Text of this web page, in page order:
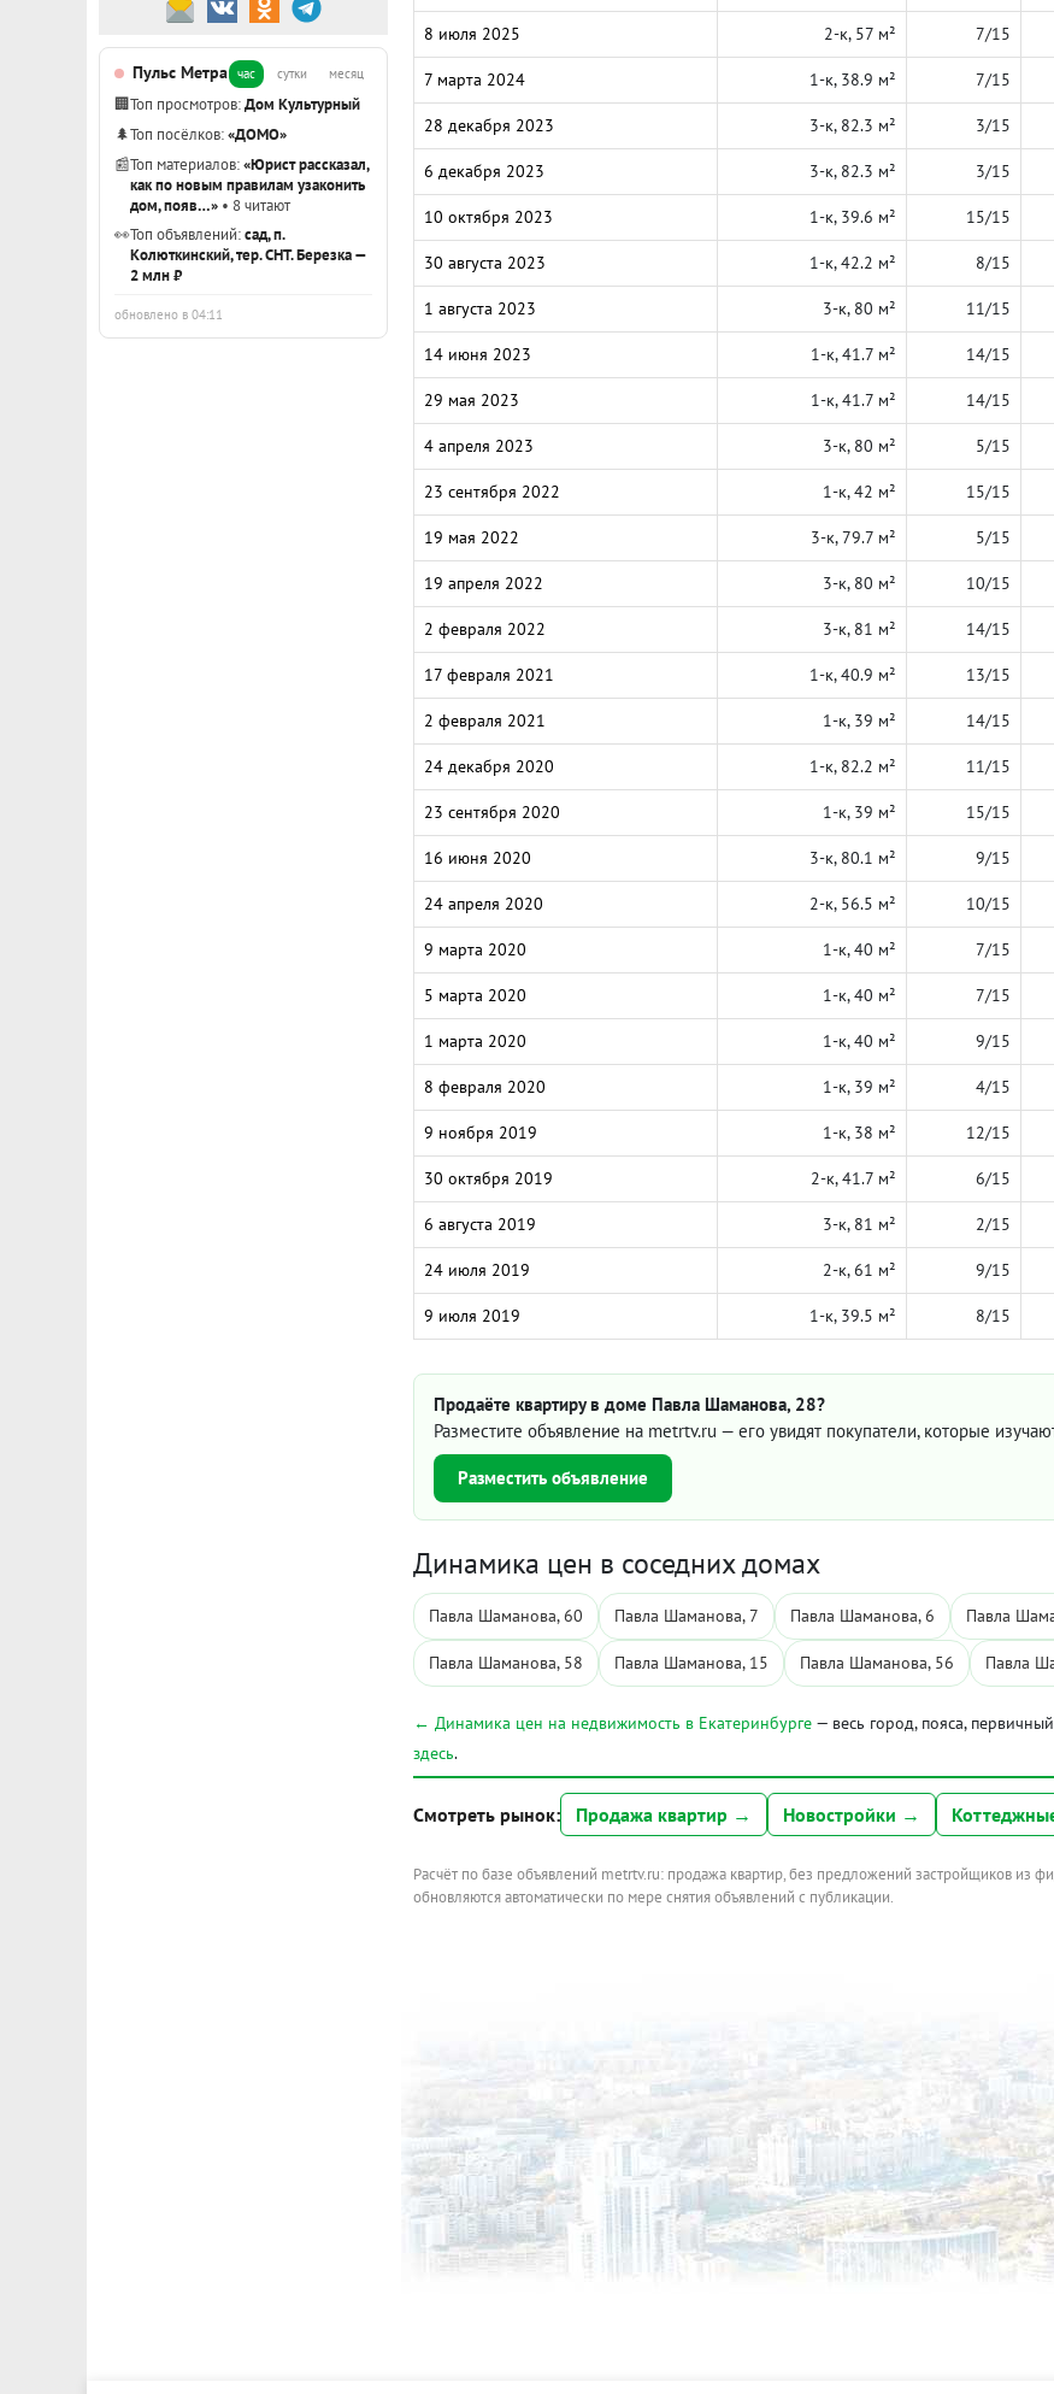
Пульс Метра час сутки месяц
🏢Топ просмотров:Дом Культурный
🌲Топ посёлков:«ДОМО»
📰Топ материалов:«Юрист рассказал,
как по новым правилам узаконить
дом, появ…» • 8 читают
👀Топ объявлений:сад, п.
Колюткинский, тер. СНТ. Березка —
2 млн ₽
обновлено в 04:11
8 июля 2025 2-к, 57 м² 7/15
7 марта 2024 1-к, 38.9 м² 7/15
28 декабря 2023 3-к, 82.3 м² 3/15
6 декабря 2023 3-к, 82.3 м² 3/15
10 октября 2023 1-к, 39.6 м² 15/15
30 августа 2023 1-к, 42.2 м² 8/15
1 августа 2023 3-к, 80 м² 11/15
14 июня 2023 1-к, 41.7 м² 14/15
29 мая 2023 1-к, 41.7 м² 14/15
4 апреля 2023 3-к, 80 м² 5/15
23 сентября 2022 1-к, 42 м² 15/15
19 мая 2022 3-к, 79.7 м² 5/15
19 апреля 2022 3-к, 80 м² 10/15
2 февраля 2022 3-к, 81 м² 14/15
17 февраля 2021 1-к, 40.9 м² 13/15
2 февраля 2021 1-к, 39 м² 14/15
24 декабря 2020 1-к, 82.2 м² 11/15
23 сентября 2020 1-к, 39 м² 15/15
16 июня 2020 3-к, 80.1 м² 9/15
24 апреля 2020 2-к, 56.5 м² 10/15
9 марта 2020 1-к, 40 м² 7/15
5 марта 2020 1-к, 40 м² 7/15
1 марта 2020 1-к, 40 м² 9/15
8 февраля 2020 1-к, 39 м² 4/15
9 ноября 2019 1-к, 38 м² 12/15
30 октября 2019 2-к, 41.7 м² 6/15
6 августа 2019 3-к, 81 м² 2/15
24 июля 2019 2-к, 61 м² 9/15
9 июля 2019 1-к, 39.5 м² 8/15
Продаёте квартиру в доме Павла Шаманова, 28?
Разместите объявление на metrtv.ru — его увидят покупатели, которые
Разместить объявление
Динамика цен в соседних домах
Павла Шаманова, 60 Павла Шаманова, 7 Павла Шаманова, 6 Павла
Павла Шаманова, 58 Павла Шаманова, 15 Павла Шаманова, 56 Павла
← Динамика цен на недвижимость в Екатеринбурге — весь город, пояса,
здесь.
Смотреть рынок: Продажа квартир → Новостройки →
Расчёт по базе объявлений metrtv.ru: продажа квартир, без предложений застройщиков из
обновляются автоматически по мере снятия объявлений с публикации.